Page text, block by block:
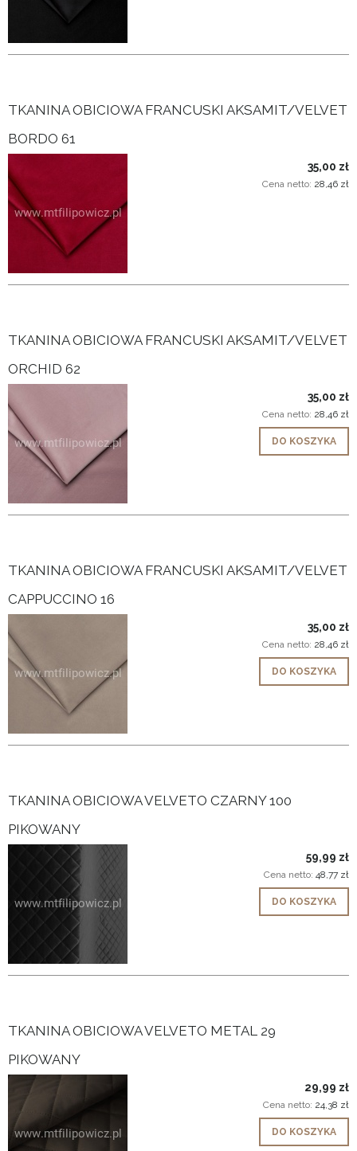
TKANINA OBICIOWA FRANCUSKI AKSAMIT/VELVET
BORDO 61
35,00 zł
Cena netto: 28,46 zł
TKANINA OBICIOWA FRANCUSKI AKSAMIT/VELVET
ORCHID 62
35,00 zł
Cena netto: 28,46 zł
DO KOSZYKA
TKANINA OBICIOWA FRANCUSKI AKSAMIT/VELVET
CAPPUCCINO 16
35,00 zł
Cena netto: 28,46 zł
DO KOSZYKA
TKANINA OBICIOWA VELVETO CZARNY 100
PIKOWANY
59,99 zł
Cena netto: 48,77 zł
DO KOSZYKA
TKANINA OBICIOWA VELVETO METAL 29
PIKOWANY
29,99 zł
Cena netto: 24,38 zł
DO KOSZYKA